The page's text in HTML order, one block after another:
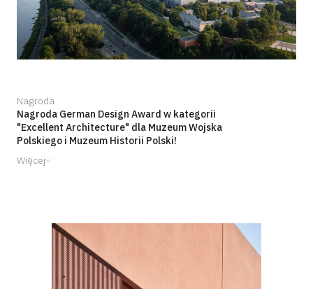
Nagroda
Nagroda German Design Award w kategorii
"Excellent Architecture" dla Muzeum Wojska
Polskiego i Muzeum Historii Polski!
Więcej